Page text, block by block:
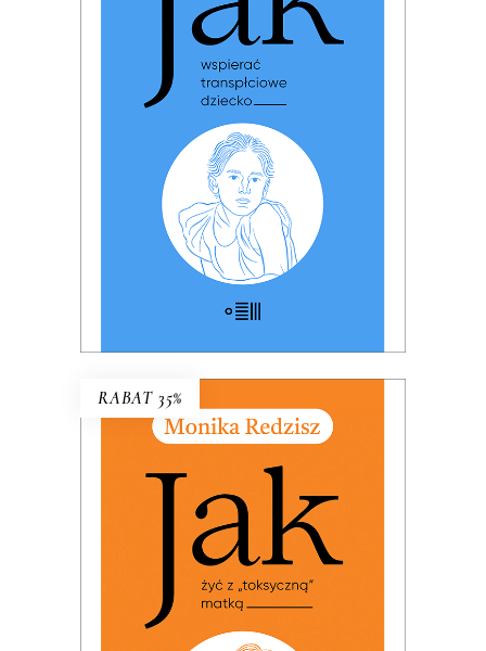
E-BOOK DO KOSZYKA
JAK WSPIERAĆ
TRANSPŁCIOWE DZIECKO
PREMIERA: 17 listopada 2025
49.99zł 32.49
KSIĄŻKA DO KOSZYKA
RABAT 35%
JAK ŻYĆ Z „TOKSYCZNĄ”
MATKĄ
PREMIERA: 24 listopada 2025
49.99zł 32.49